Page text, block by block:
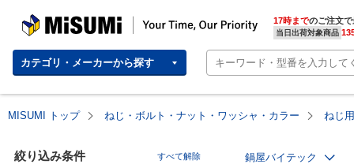
MISUMI | Your Time, Our Priority 17時までのご注文で
当日出荷対象商品
カテゴリ・メーカーから探す
MISUMI トップ ねじ・ボルト・ナット・ワッシャ・カラー ねじ
絞り込み条件 すべて解除 鍋屋バイテック